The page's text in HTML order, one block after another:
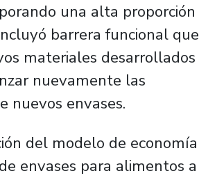
una alta proporción
barrera funcional que
materiales desarrollados
nuevamente las
nuevos envases.
del modelo de economía
envases para alimentos a